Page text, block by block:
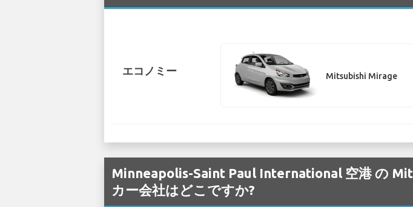
エコノミー Mitsubishi Mirage
Minneapolis-Saint Paul International 空港 の
カー会社はどこですか?